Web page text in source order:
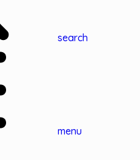
search
menu